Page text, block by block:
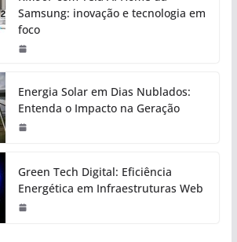
Samsung: inovação e tecnologia em
foco
Energia Solar em Dias Nublados:
Entenda o Impacto na Geração
Green Tech Digital: Eficiência
Energética em Infraestruturas Web